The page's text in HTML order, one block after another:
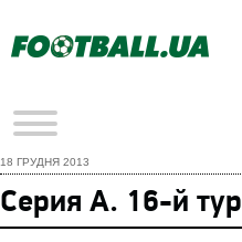
18 ГРУДНЯ 2013
Серия А. 16-й тур